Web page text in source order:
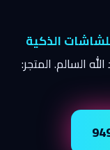
الذكية
السالم. المتجر: